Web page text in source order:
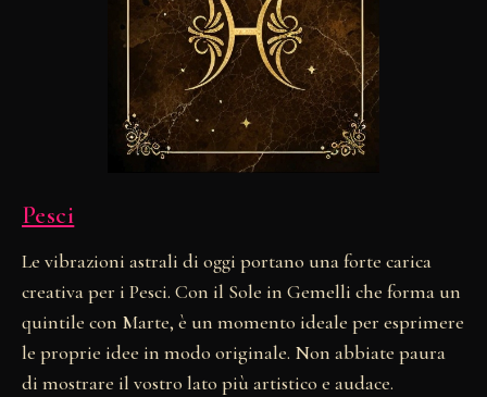
Pesci
Le vibrazioni astrali di oggi portano una forte carica
creativa per i Pesci. Con il Sole in Gemelli che forma un
quintile con Marte, è un momento ideale per esprimere
le proprie idee in modo originale. Non abbiate paura
di mostrare il vostro lato più artistico e audace.